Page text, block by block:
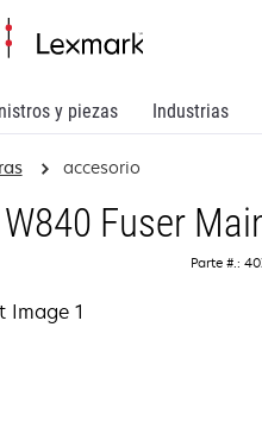
y piezas Industrias
accesorio
W840 Fuser
Parte #.: